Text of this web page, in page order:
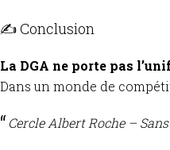
✍️ Conclusion
La DGA ne porte pas
Dans un monde de
Cercle Albert Roche –